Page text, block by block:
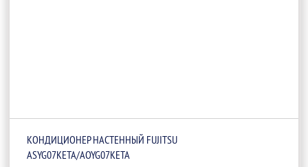
КОНДИЦИОНЕР НАСТЕННЫЙ FUJITSU
ASYG07KETA/AOYG07KETA